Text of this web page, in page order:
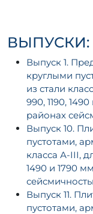
ВЫПУСКИ:
Выпуск 1.
круглыми
из стали
990, 1190,
районах
Выпуск 10.
пустотами,
класса А-III,
1490 и 1790
Выпуск 11.
пустотами,